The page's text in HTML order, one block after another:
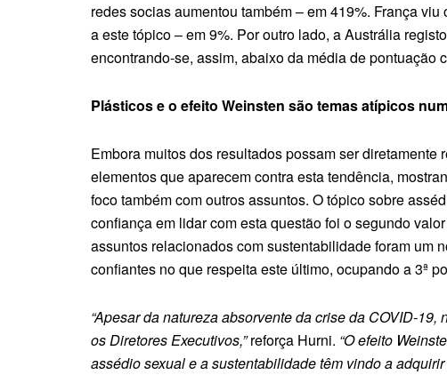
redes socias aumentou também – em 419%. França
a este tópico – em 9%. Por outro lado, a Austrália
encontrando-se, assim, abaixo da média de pontuação
Plásticos e o efeito Weinsten são temas atípicos
Embora muitos dos resultados possam ser
elementos que aparecem contra esta tendência,
foco também com outros assuntos. O tópico sobre
confiança em lidar com esta questão foi o segundo
assuntos relacionados com sustentabilidade foram um
confiantes no que respeita este último, ocupando a 3ª
“Apesar da natureza absorvente da crise da COVID-
os Diretores Executivos,”reforça Hurni. “O efeito
assédio sexual e a sustentabilidade têm vindo a